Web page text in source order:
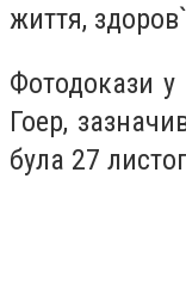
життя,
Фотодокази
Гоер,
була 27